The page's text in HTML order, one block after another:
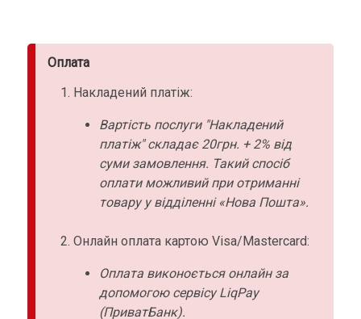
Оплата
Накладений платіж:
Вартість послуги "Накладений
платіж" складає 20грн. + 2% від
суми замовлення. Такий спосіб
оплати можливий при отриманні
товару у відділенні «Нова Пошта».
Онлайн оплата картою Visa/Mastercard:
Оплата виконоється онлайн за
допомогою сервісу LiqPay
(ПриватБанк).